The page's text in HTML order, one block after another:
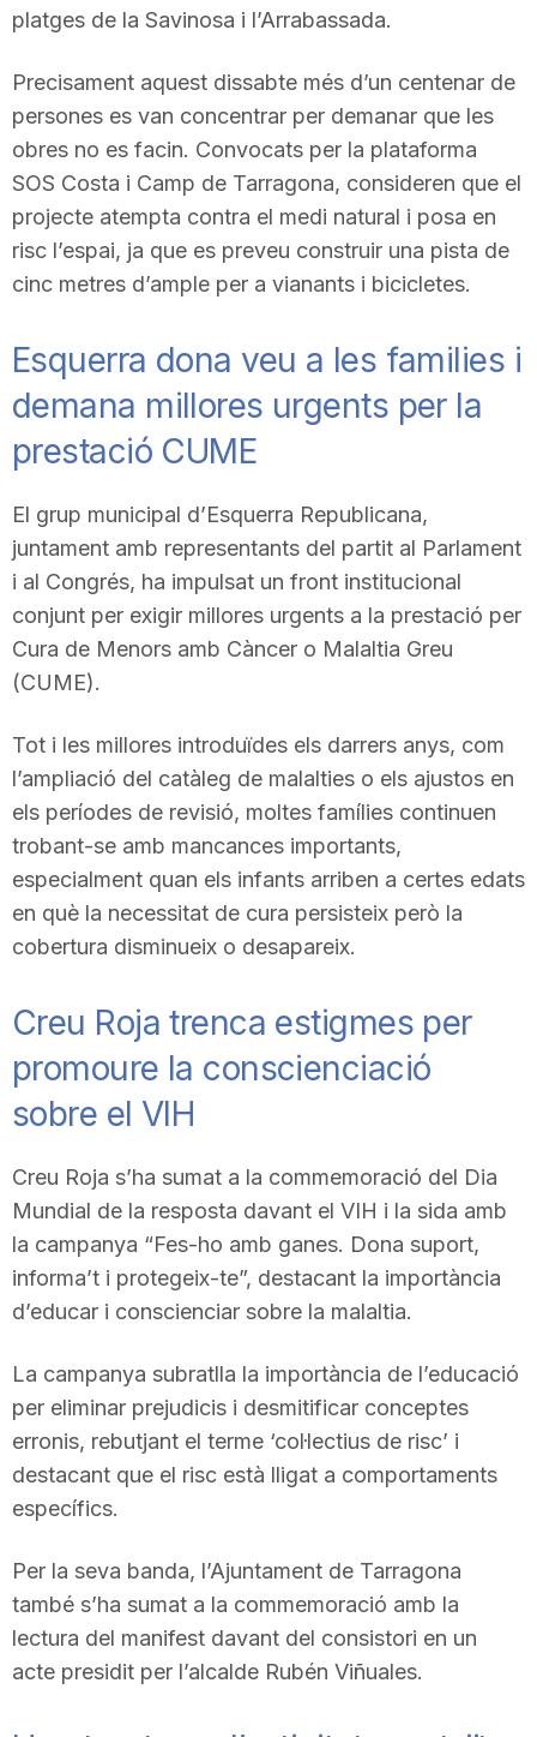
platges de la Savinosa i l’Arrabassada.
Precisament aquest dissabte més d’un centenar de
persones es van concentrar per demanar que les
obres no es facin. Convocats per la plataforma
SOS Costa i Camp de Tarragona, consideren que el
projecte atempta contra el medi natural i posa en
risc l’espai, ja que es preveu construir una pista de
cinc metres d’ample per a vianants i bicicletes.
Esquerra dona veu a les families i
demana millores urgents per la
prestació CUME
El grup municipal d’Esquerra Republicana,
juntament amb representants del partit al Parlament
i al Congrés, ha impulsat un front institucional
conjunt per exigir millores urgents a la prestació per
Cura de Menors amb Càncer o Malaltia Greu
(CUME).
Tot i les millores introduïdes els darrers anys, com
l’ampliació del catàleg de malalties o els ajustos en
els períodes de revisió, moltes famílies continuen
trobant-se amb mancances importants,
especialment quan els infants arriben a certes edats
en què la necessitat de cura persisteix però la
cobertura disminueix o desapareix.
Creu Roja trenca estigmes per
promoure la conscienciació
sobre el VIH
Creu Roja s’ha sumat a la commemoració del Dia
Mundial de la resposta davant el VIH i la sida amb
la campanya “Fes-ho amb ganes. Dona suport,
informa’t i protegeix-te”, destacant la importància
d’educar i conscienciar sobre la malaltia.
La campanya subratlla la importància de l’educació
per eliminar prejudicis i desmitificar conceptes
erronis, rebutjant el terme ‘col·lectius de risc’ i
destacant que el risc està lligat a comportaments
específics.
Per la seva banda, l’Ajuntament de Tarragona
també s’ha sumat a la commemoració amb la
lectura del manifest davant del consistori en un
acte presidit per l’alcalde Rubén Viñuales.